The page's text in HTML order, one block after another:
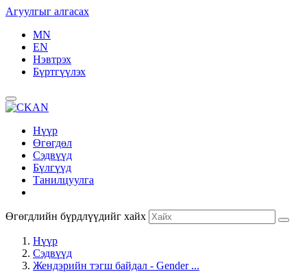
Агуулгыг алгасах
MN
EN
Нэвтрэх
Бүртгүүлэх
Нүүр
Өгөгдөл
Сэдвүүд
Бүлгүүд
Танилцуулга
Өгөгдлийн бүрдлүүдийг хайх
Нүүр
Сэдвүүд
Жендэрийн тэгш байдал - Gender ...